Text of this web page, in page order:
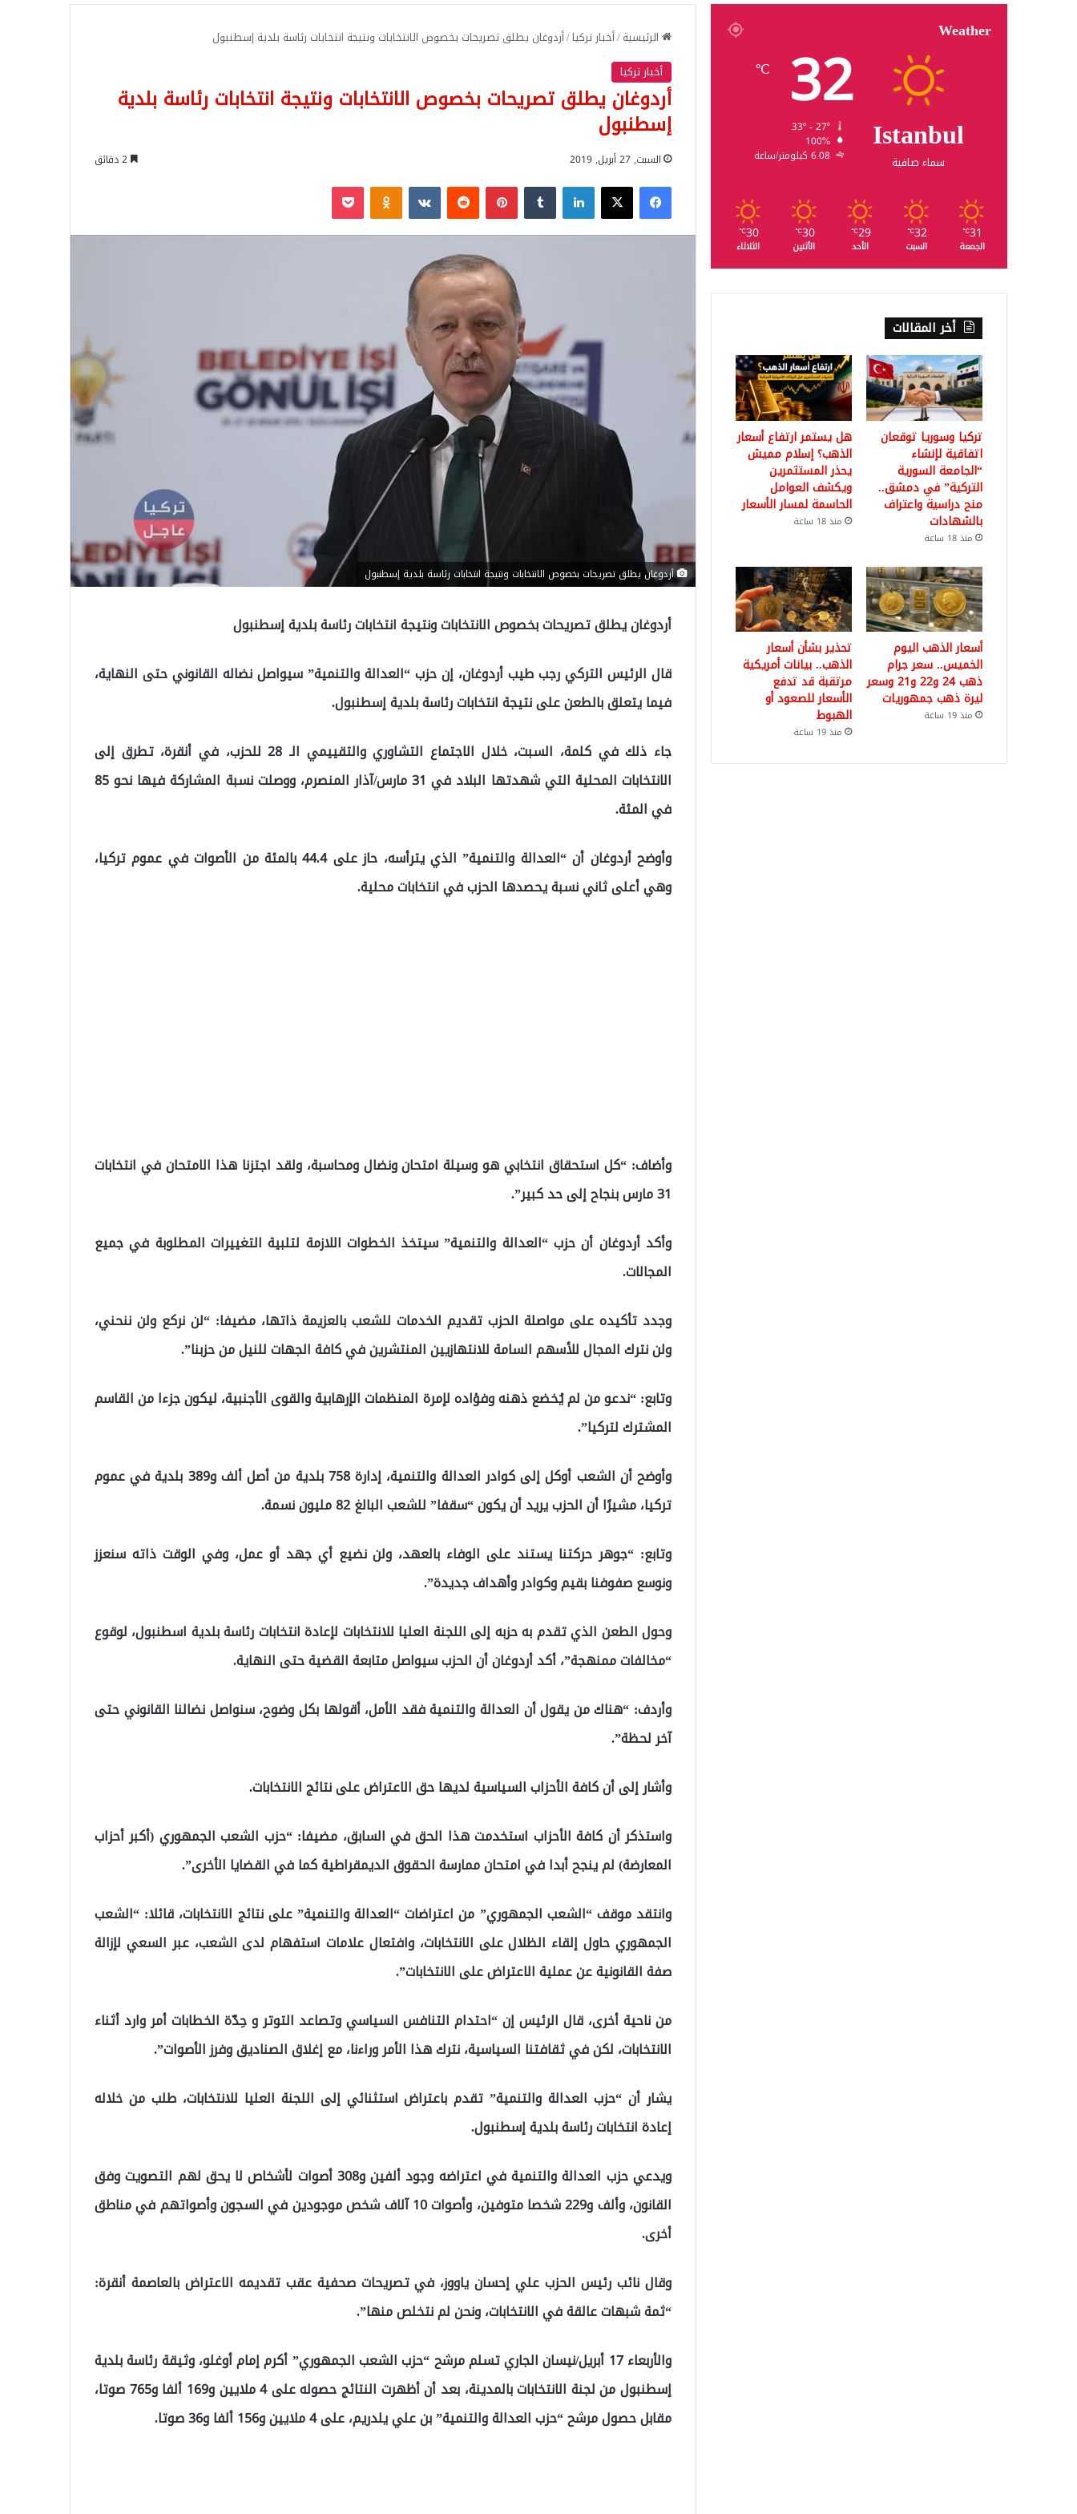
الرئيسية/أخبار تركيا/أردوغان يطلق تصريحات بخصوص الانتخابات ونتيجة انتخابات رئاسة بلدية إسطنبول
أخبار تركيا
أردوغان يطلق تصريحات بخصوص الانتخابات ونتيجة انتخابات رئاسة بلدية
إسطنبول
السبت, 27 أبريل, 2019
فيسبوك‫X لينكدإن بينتيريست Odnoklassniki
‫Pocket
أردوغان يطلق تصريحات بخصوص الانتخابات ونتيجة انتخابات رئاسة بلدية إسطنبول
أردوغان يطلق تصريحات بخصوص الانتخابات ونتيجة انتخابات رئاسة بلدية إسطنبول
قال الرئيس التركي رجب طيب أردوغان، إن حزب “العدالة والتنمية” سيواصل نضاله القانوني حتى النهاية،
فيما يتعلق بالطعن على نتيجة انتخابات رئاسة بلدية إسطنبول.
جاء ذلك في كلمة، السبت، خلال الاجتماع التشاوري والتقييمي الـ 28 للحزب، في أنقرة، تطرق إلى
الانتخابات المحلية التي شهدتها البلاد في 31 مارس/آذار المنصرم، ووصلت نسبة المشاركة فيها نحو 85
في المئة.
وأوضح أردوغان أن “العدالة والتنمية” الذي يترأسه، حاز على 44.4 بالمئة من الأصوات في عموم تركيا،
وهي أعلى ثاني نسبة يحصدها الحزب في انتخابات محلية.
وأضاف: “كل استحقاق انتخابي هو وسيلة امتحان ونضال ومحاسبة، ولقد اجتزنا هذا الامتحان في انتخابات
31 مارس بنجاح إلى حد كبير”.
وأكد أردوغان أن حزب “العدالة والتنمية” سيتخذ الخطوات اللازمة لتلبية التغييرات المطلوبة في جميع
المجالات.
وجدد تأكيده على مواصلة الحزب تقديم الخدمات للشعب بالعزيمة ذاتها، مضيفا: “لن نركع ولن ننحني،
ولن نترك المجال للأسهم السامة للانتهازيين المنتشرين في كافة الجهات للنيل من حزبنا”.
وتابع: “ندعو من لم يُخضع ذهنه وفؤاده لإمرة المنظمات الإرهابية والقوى الأجنبية، ليكون جزءا من القاسم
المشترك لتركيا”.
وأوضح أن الشعب أوكل إلى كوادر العدالة والتنمية، إدارة 758 بلدية من أصل ألف و389 بلدية في عموم
تركيا، مشيرًا أن الحزب يريد أن يكون “سقفا” للشعب البالغ 82 مليون نسمة.
وتابع: “جوهر حركتنا يستند على الوفاء بالعهد، ولن نضيع أي جهد أو عمل، وفي الوقت ذاته سنعزز
ونوسع صفوفنا بقيم وكوادر وأهداف جديدة”.
وحول الطعن الذي تقدم به حزبه إلى اللجنة العليا للانتخابات لإعادة انتخابات رئاسة بلدية اسطنبول، لوقوع
“مخالفات ممنهجة”، أكد أردوغان أن الحزب سيواصل متابعة القضية حتى النهاية.
وأردف: “هناك من يقول أن العدالة والتنمية فقد الأمل، أقولها بكل وضوح، سنواصل نضالنا القانوني حتى
آخر لحظة”.
وأشار إلى أن كافة الأحزاب السياسية لديها حق الاعتراض على نتائج الانتخابات.
واستذكر أن كافة الأحزاب استخدمت هذا الحق في السابق، مضيفا: “حزب الشعب الجمهوري (أكبر أحزاب
المعارضة) لم ينجح أبدا في امتحان ممارسة الحقوق الديمقراطية كما في القضايا الأخرى”.
وانتقد موقف “الشعب الجمهوري” من اعتراضات “العدالة والتنمية” على نتائج الانتخابات، قائلا: “الشعب
الجمهوري حاول إلقاء الظلال على الانتخابات، وافتعال علامات استفهام لدى الشعب، عبر السعي لإزالة
صفة القانونية عن عملية الاعتراض على الانتخابات”.
من ناحية أخرى، قال الرئيس إن “احتدام التنافس السياسي وتصاعد التوتر و حِدّة الخطابات أمر وارد أثناء
الانتخابات، لكن في ثقافتنا السياسية، نترك هذا الأمر وراءنا، مع إغلاق الصناديق وفرز الأصوات”.
يشار أن “حزب العدالة والتنمية” تقدم باعتراض استثنائي إلى اللجنة العليا للانتخابات، طلب من خلاله
إعادة انتخابات رئاسة بلدية إسطنبول.
ويدعي حزب العدالة والتنمية في اعتراضه وجود ألفين و308 أصوات لأشخاص لا يحق لهم التصويت وفق
القانون، وألف و229 شخصا متوفين، وأصوات 10 آلاف شخص موجودين في السجون وأصواتهم في مناطق
أخرى.
وقال نائب رئيس الحزب علي إحسان ياووز، في تصريحات صحفية عقب تقديمه الاعتراض بالعاصمة أنقرة:
“ثمة شبهات عالقة في الانتخابات، ونحن لم نتخلص منها”.
والأربعاء 17 أبريل/نيسان الجاري تسلم مرشح “حزب الشعب الجمهوري” أكرم إمام أوغلو، وثيقة رئاسة بلدية
إسطنبول من لجنة الانتخابات بالمدينة، بعد أن أظهرت النتائج حصوله على 4 ملايين و169 ألفا و765 صوتا،
مقابل حصول مرشح “حزب العدالة والتنمية” بن علي يلدريم، على 4 ملايين و156 ألفا و36 صوتا.
Weather
Istanbul
سماء صافية
32
℃
100%
6.08 كيلومتر/ساعة
31
℃
الجمعة
32
℃
السبت
29
℃
الأحد
30
℃
الأثنين
30
℃
الثلاثاء
أخر المقالات
تركيا وسوريا توقعان
اتفاقية لإنشاء
“الجامعة السورية
التركية” في دمشق..
منح دراسية واعتراف
بالشهادات
منذ 18 ساعة
هل يستمر ارتفاع أسعار
الذهب؟ إسلام مميش
يحذر المستثمرين
ويكشف العوامل
الحاسمة لمسار الأسعار
منذ 18 ساعة
أسعار الذهب اليوم
الخميس.. سعر جرام
ذهب 24 و22 و21 وسعر
ليرة ذهب جمهوريات
منذ 19 ساعة
تحذير بشأن أسعار
الذهب.. بيانات أمريكية
مرتقبة قد تدفع
الأسعار للصعود أو
الهبوط
منذ 19 ساعة